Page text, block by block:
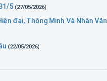
5 (27/05/2026)
đại, Thông Minh Và Nhân Văn
(22/05/2026)